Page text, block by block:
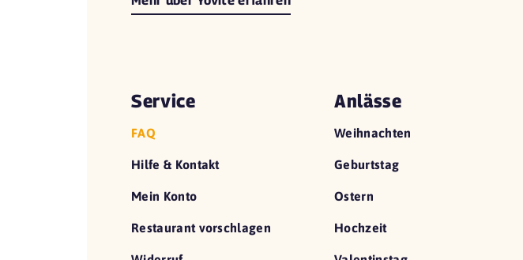
Service
FAQ
Hilfe & Kontakt
Mein Konto
Restaurant vorschlagen
Anlässe
Weihnachten
Geburtstag
Ostern
Hochzeit